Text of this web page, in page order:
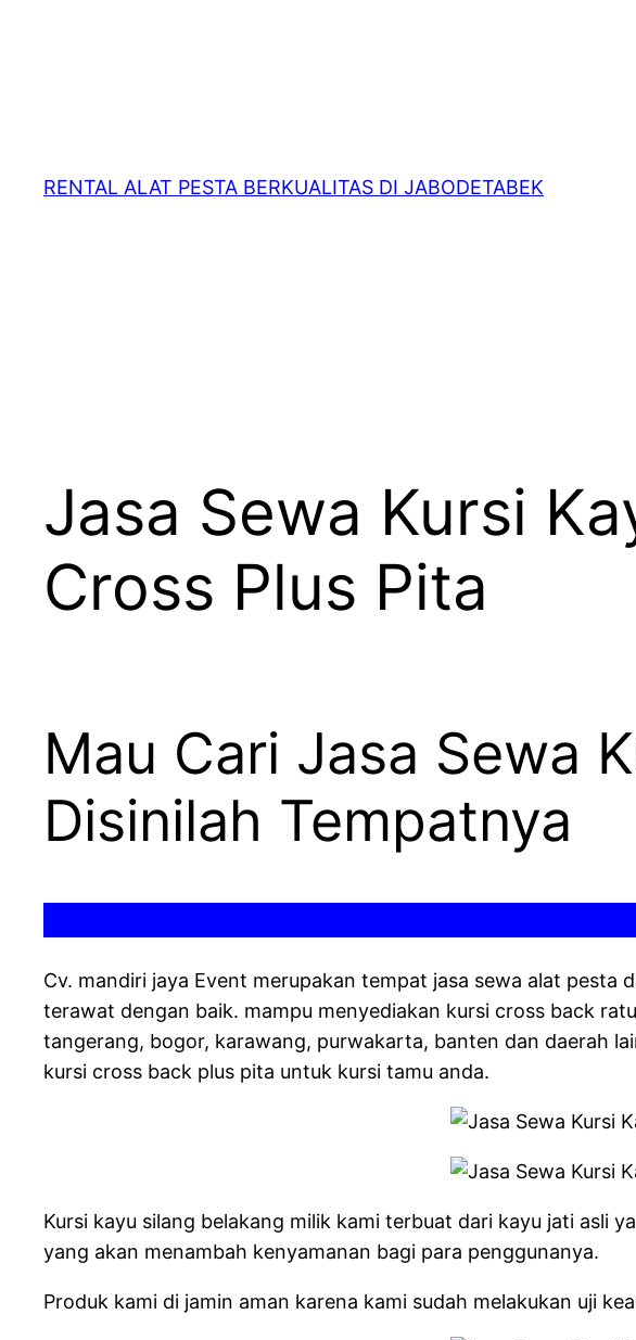
RENTAL ALAT PESTA BERKUALITAS DI JABODETABEK
Jasa Sewa Kursi
Cross Plus Pita
Mau Cari Jasa Sewa
Disinilah Tempatnya
Cv. mandiri jaya Event merupakan tempat jasa sewa alat
terawat dengan baik. mampu menyediakan kursi cross back
tangerang, bogor, karawang, purwakarta, banten dan daerah
kursi cross back plus pita untuk kursi tamu anda.
Kursi kayu silang belakang milik kami terbuat dari kayu jati asli
yang akan menambah kenyamanan bagi para penggunanya.
Produk kami di jamin aman karena kami sudah melakukan uji